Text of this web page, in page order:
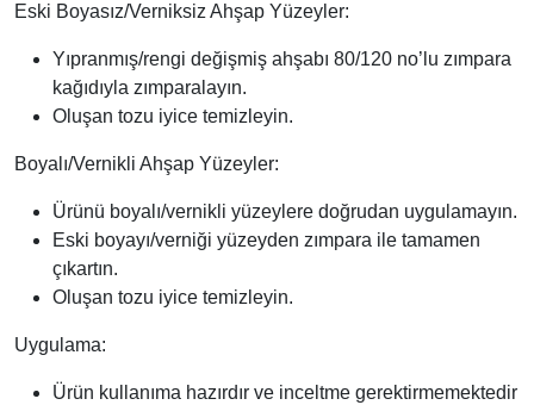
Eski Boyasız/Verniksiz Ahşap Yüzeyler:
Yıpranmış/rengi değişmiş ahşabı 80/120 no’lu zımpara
kağıdıyla zımparalayın.
Oluşan tozu iyice temizleyin.
Boyalı/Vernikli Ahşap Yüzeyler:
Ürünü boyalı/vernikli yüzeylere doğrudan uygulamayın.
Eski boyayı/verniği yüzeyden zımpara ile tamamen
çıkartın.
Oluşan tozu iyice temizleyin.
Uygulama:
Ürün kullanıma hazırdır ve inceltme gerektirmemektedir